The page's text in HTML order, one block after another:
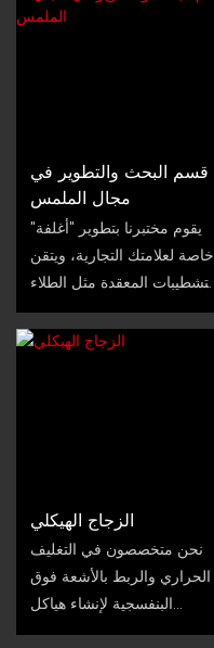
قسم البحث والتطوير في
مجال الملمس
يقوم مختبرنا بتطوير "أغلفة"
خاصة لعلامتك التجارية، ويتقن
التشطيبات المعقدة مثل الطلاء
الكهربائي الضبابي غير اللامع
الزجاج الهيكلي
نحن متخصصون في التغليف
الحراري والربط بالأشعة فوق
البنفسجية لإنشاء هياكل
زجاجية شفافة تمامًا وقادرة